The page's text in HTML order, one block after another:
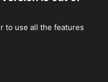
to use all the features